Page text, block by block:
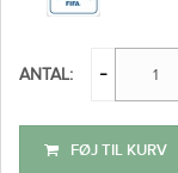
ANTAL:
FØJ TIL KURV